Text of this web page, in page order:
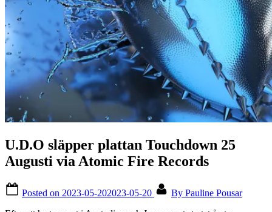
U.D.O släpper plattan Touchdown 25
Augusti via Atomic Fire Records
Posted on 2023-05-202023-05-20 By Pauline Pousar